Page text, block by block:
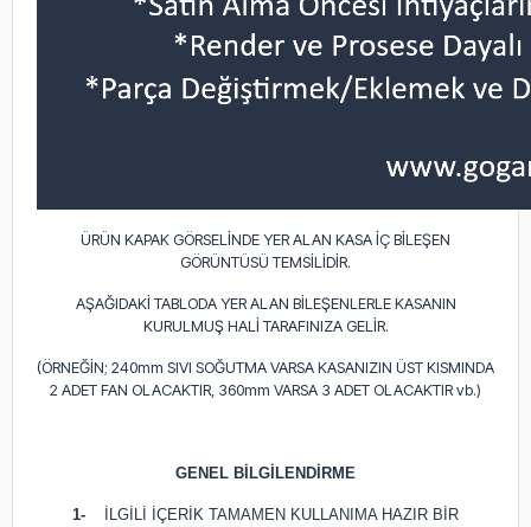
ÜRÜN KAPAK GÖRSELİNDE YER ALAN KASA İÇ BİLEŞEN
GÖRÜNTÜSÜ TEMSİLİDİR.
AŞAĞIDAKİ TABLODA YER ALAN BİLEŞENLERLE KASANIN
KURULMUŞ HALİ TARAFINIZA GELİR.
(ÖRNEĞİN; 240mm SIVI SOĞUTMA VARSA KASANIZIN ÜST KISMINDA
2 ADET FAN OLACAKTIR, 360mm VARSA 3 ADET OLACAKTIR vb.)
GENEL BİLGİLENDİRME
1-
İLGİLİ İÇERİK TAMAMEN KULLANIMA HAZIR BİR